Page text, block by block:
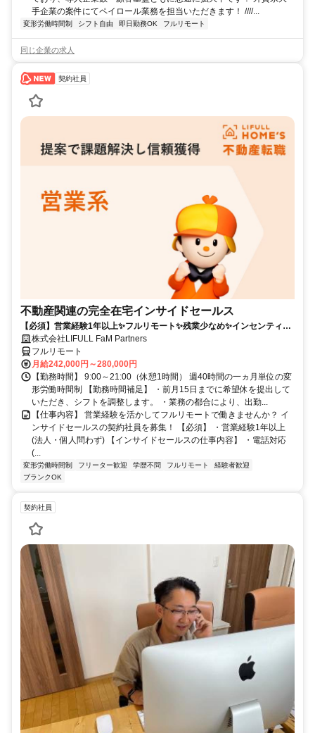
手企業の案件にてペイロール業務を担当いただきます！ ////...
変形労働時間制 シフト自由 即日勤務OK フルリモート
同じ企業の求人
契約社員
不動産関連の完全在宅インサイドセールス
【必須】営業経験1年以上✨フルリモート✨残業少なめ✨インセンティブ
有 株式会社LIFULL FaM Partners
フルリモート
月給242,000円～280,000円
【勤務時間】 9:00～21:00（休憩1時間） 週40時間の一ヵ月単位の変
形労働時間制 【勤務時間補足】 ・前月15日までに希望休を提出して
いただき、シフトを調整します。 ・業務の都合により、出勤...
【仕事内容】 営業経験を活かしてフルリモートで働きませんか？ イ
ンサイドセールスの契約社員を募集！ 【必須】 ・営業経験1年以上
(法人・個人問わず) 【インサイドセールスの仕事内容】 ・電話対応
(...
変形労働時間制 フリーター歓迎 学歴不問 フルリモート
経験者歓迎
ブランクOK
契約社員